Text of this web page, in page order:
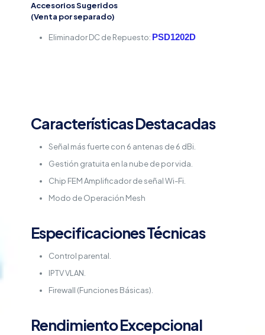
Accesorios Sugeridos
(Venta por separado)
Eliminador DC de Repuesto: PSD1202D
Características Destacadas
Señal más fuerte con 6 antenas de 6 dBi.
Gestión gratuita en la nube de por vida.
Chip FEM Amplificador de señal Wi-Fi.
Modo de Operación Mesh
Especificaciones Técnicas
Control parental.
IPTV VLAN.
Firewall (Funciones Básicas).
Rendimiento Excepcional